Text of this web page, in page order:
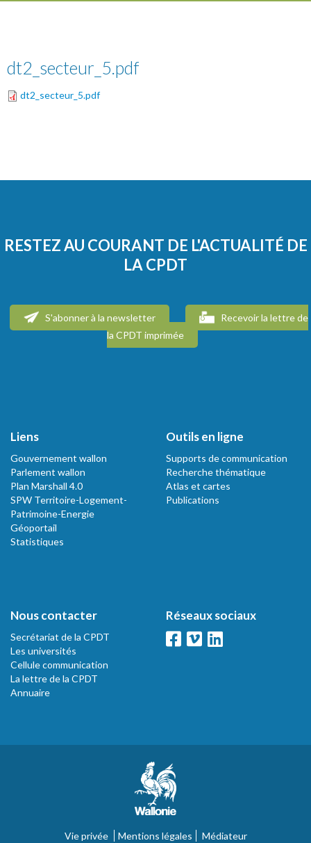
dt2_secteur_5.pdf
dt2_secteur_5.pdf
RESTEZ AU COURANT DE L'ACTUALITÉ DE
LA CPDT
S'abonner à la newsletter
Recevoir la lettre de
la CPDT imprimée
Liens
Gouvernement wallon
Parlement wallon
Plan Marshall 4.0
SPW Territoire-Logement-
Patrimoine-Energie
Géoportail
Statistiques
Outils en ligne
Supports de communication
Recherche thématique
Atlas et cartes
Publications
Nous contacter
Secrétariat de la CPDT
Les universités
Cellule communication
La lettre de la CPDT
Annuaire
Réseaux sociaux
Vie privée Mentions légales Médiateur